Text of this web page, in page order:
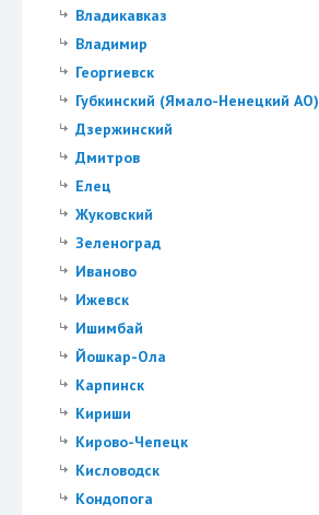
Владикавказ
Владимир
Георгиевск
Губкинский (Ямало-Ненецкий АО)
Дзержинский
Дмитров
Елец
Жуковский
Зеленоград
Иваново
Ижевск
Ишимбай
Йошкар-Ола
Карпинск
Кириши
Кирово-Чепецк
Кисловодск
Кондопога